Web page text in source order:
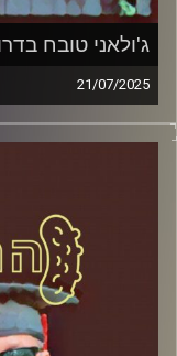
ג'ולאני טובח
21/07/2025
המערכת הפוליטית
דוד ופרופסור גלעד
קרדיט תמונות: